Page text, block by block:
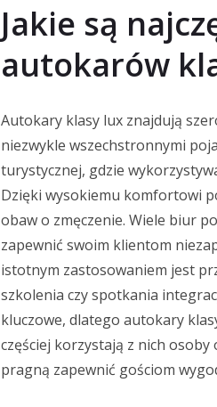
Jakie są
autokarów
Autokary klasy lux znajdują
niezwykle wszechstronnymi
turystycznej, gdzie
Dzięki wysokiemu komfortowi
obaw o zmęczenie. Wiele biur
zapewnić swoim klientom
istotnym zastosowaniem jest
szkolenia czy spotkania
kluczowe, dlatego autokary
częściej korzystają z nich
pragną zapewnić gościom